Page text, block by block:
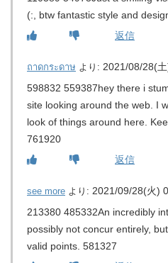
(:, btw fantastic style and
返信
ถาดกระดาษ より: 2021/08/28(
598832 559387hey there i
site looking around the web. I
look of things around here.
761920
返信
see more より: 2021/09/28(火)
213380 485332An incredibly
possibly not concur entirely,
valid points. 581327